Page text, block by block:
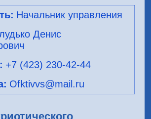
Начальник управления
Денис
+7 (423) 230-42-44
Ofktivvs@mail.ru